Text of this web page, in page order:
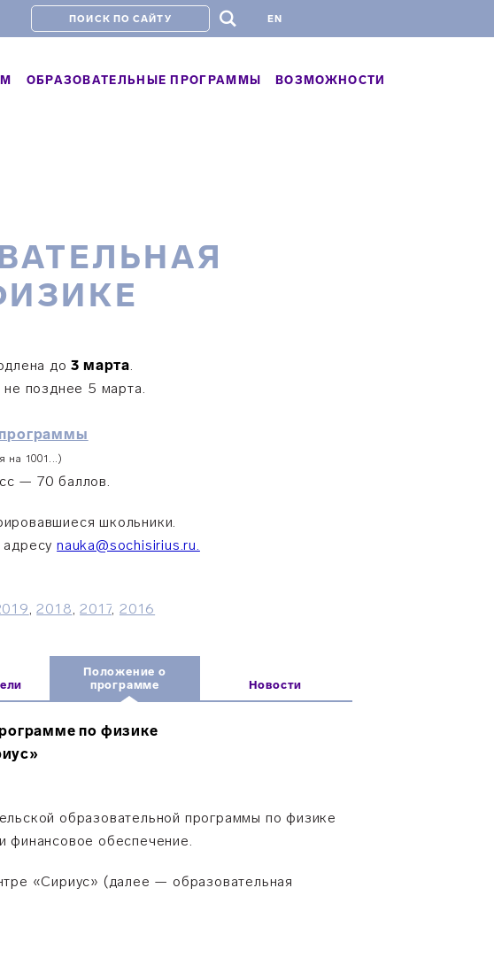
# EN
ОБРАЗОВАТЕЛЬНЫЕ ПРОГРАММЫ ВОЗМОЖНОСТИ
до3 марта.
не позднее 5 марта.
программы
на 1001...)
— 70 баллов.
школьники.
адресуnauka@sochisirius.ru.
,2018,2017, 2016
Положение о
программе
Новости
по физике
образовательной программы по физике
финансовое обеспечение.
«Сириус» (далее — образовательная